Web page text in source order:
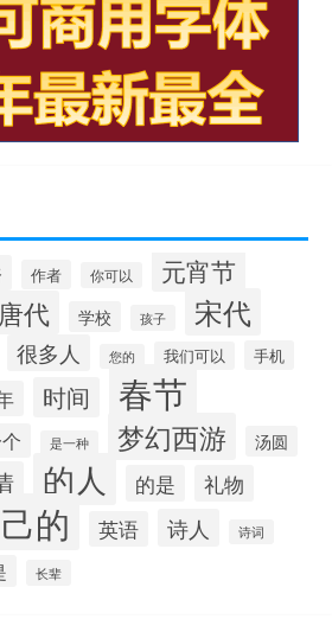
作者 你可以 元宵节
唐代 学校 孩子 宋代
很多人 您的 我们可以 手机
时间 春节
是一种 梦幻西游 汤圆
的人 的是 礼物
的 英语 诗人 诗词
长辈